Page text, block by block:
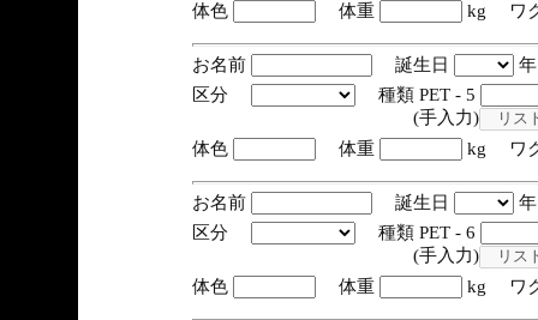
体色
体重 kg ワ
お名前 誕生日
区分
種類 PET - 5
(手入力)
体色
体重 kg ワ
お名前 誕生日
区分
種類 PET - 6
(手入力)
体色
体重 kg ワ